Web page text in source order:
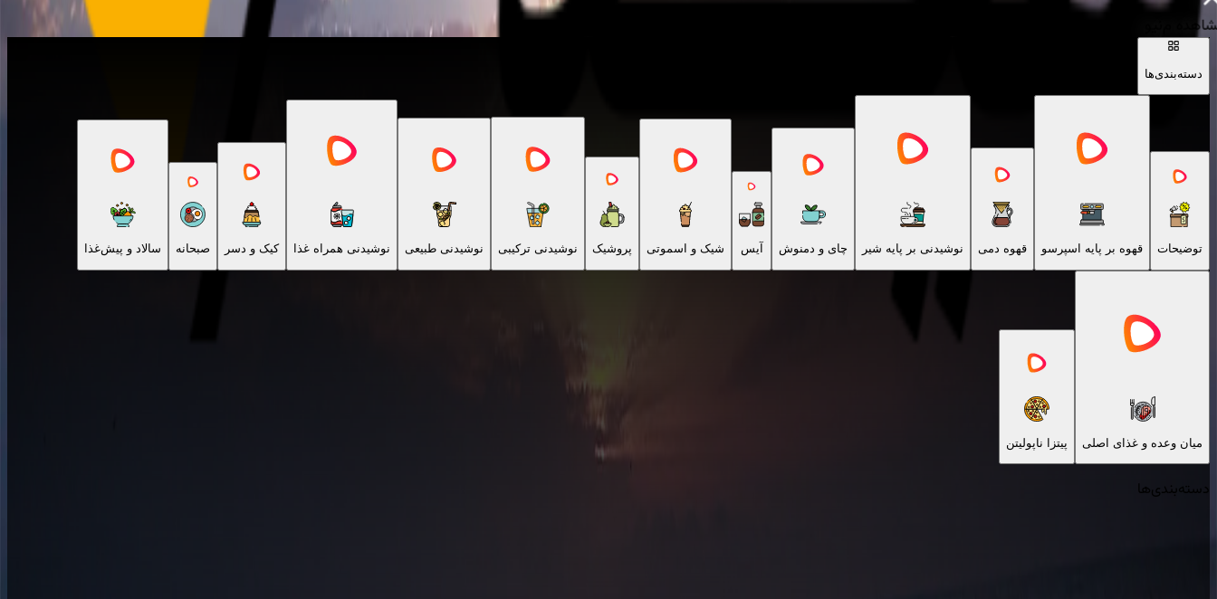
مِ‌نیو
دسته‌بندی‌ها
توضیحات قهوه بر پایه اسپرسو قهوه دمی نوشیدنی بر پایه شیر چای و دمنوش آیس شیک و اسموتی پروشیک نوشیدنی ترکیبی نوشیدنی طبیعی نوشیدنی همراه غذا کیک و دسر صبحانه سالاد و پیش‌غذا
میان وعده و غذای اصلی پیتزا ناپولیتن
دسته‌بندی‌ها